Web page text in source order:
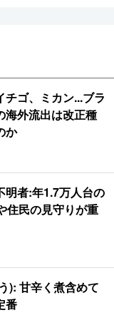
チゴ、ミカン...ブラ
海外流出は改正種
か
明者:年1.7万人台の
住民の見守りが重
): 甘辛く煮含めて
番